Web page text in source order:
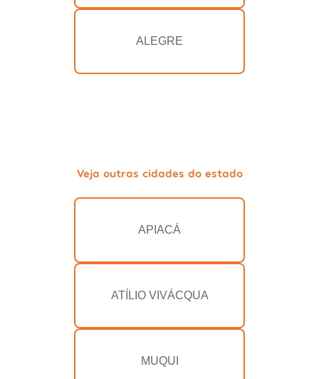
ALEGRE
Veja outras cidades do estado
APIACÁ
ATÍLIO VIVÁCQUA
MUQUI